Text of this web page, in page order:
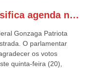
Gonzaga Patriota intensifica agenda no recesso parlamentar para agradecer votos e escutar demandas
Gonzaga Patriota
O parlamentar
os votos
quinta-feira (20),